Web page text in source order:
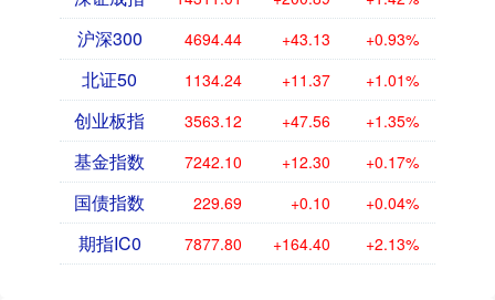
沪深300 4694.44 +43.13 +0.93%
北证50 1134.24 +11.37 +1.01%
创业板指 3563.12 +47.56 +1.35%
基金指数 7242.10 +12.30 +0.17%
国债指数 229.69 +0.10 +0.04%
期指IC0 7877.80 +164.40 +2.13%